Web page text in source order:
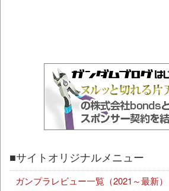
■サイトオリジナルメニュー
ガンプラレビュー一覧（2021～最新）